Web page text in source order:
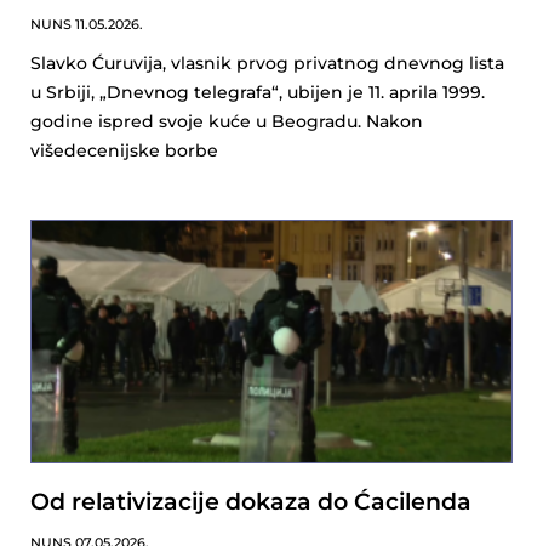
NUNS 11.05.2026.
Slavko Ćuruvija, vlasnik prvog privatnog dnevnog lista
u Srbiji, „Dnevnog telegrafa“, ubijen je 11. aprila 1999.
godine ispred svoje kuće u Beogradu. Nakon
višedecenijske borbe
Od relativizacije dokaza do Ćacilenda
NUNS 07.05.2026.